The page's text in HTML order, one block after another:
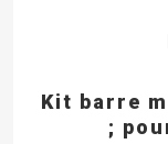
Kit barre
;